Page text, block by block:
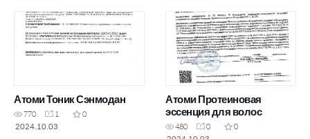
Атоми Тоник Сэнмодан
770 1
0
2024.10.03
Атоми Протеиновая
эссенция для волос
480 0
0